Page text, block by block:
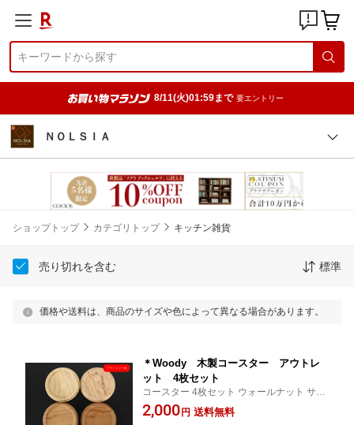
8/11(火)01:59まで 要エントリー
ＮＯＬＳＩＡ
ショップトップ カテゴリトップ キッチン雑貨
売り切れを含む 標準
価格や送料は、商品のサイズや色によって異なる場合があります。
＊Woody 木製コースター アウトレ
ット 4枚セット
コースター 4枚セット ウォールナット サク
ラ メープル ブラックチェリー オーク 北欧
高級 天然木 木製 送料無料 シンプル スタイ
2,000 円 送料無料